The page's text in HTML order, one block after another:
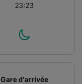
23:23
Gare d'arrivée